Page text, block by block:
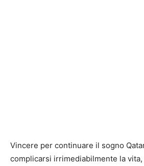
Vincere per continuare il sogno
complicarsi irrimediabilmente la